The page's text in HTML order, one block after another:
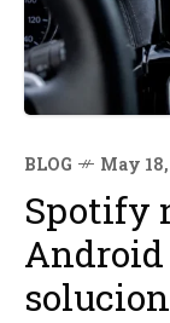
BLOG May
Spotify
Android